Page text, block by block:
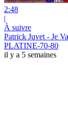
2:48
|
À suivre
Patrick Juvet - Je
PLATINE-70-80
il y a 5 semaines